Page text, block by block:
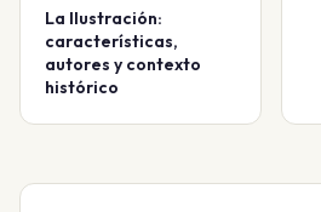
La Ilustración:
características,
autores y contexto
histórico